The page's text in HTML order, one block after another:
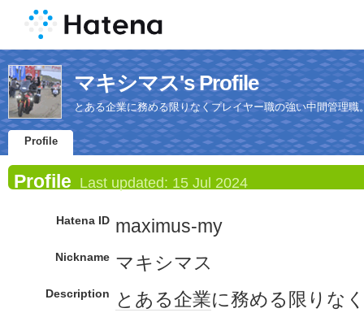
マキシマス's Profile
とある企業に務める限りなくプレイヤー職の強い中間管理職
Profile
Profile Last updated: 15 Jul 2024
Hatena ID maximus-my
Nickname マキシマス
Description とある企業に務める限りな